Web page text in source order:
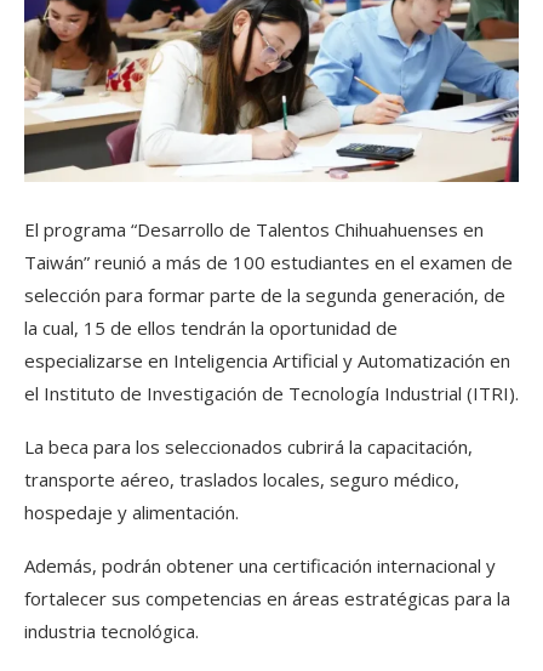
El programa “Desarrollo de Talentos Chihuahuenses en
Taiwán” reunió a más de 100 estudiantes en el examen de
selección para formar parte de la segunda generación, de
la cual, 15 de ellos tendrán la oportunidad de
especializarse en Inteligencia Artificial y Automatización en
el Instituto de Investigación de Tecnología Industrial (ITRI).
La beca para los seleccionados cubrirá la capacitación,
transporte aéreo, traslados locales, seguro médico,
hospedaje y alimentación.
Además, podrán obtener una certificación internacional y
fortalecer sus competencias en áreas estratégicas para la
industria tecnológica.